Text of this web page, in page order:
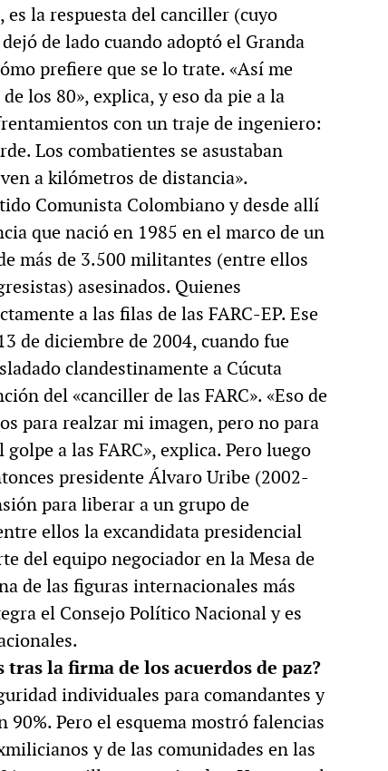
la respuesta del canciller (cuyo
de lado cuando adoptó el Granda
prefiere que se lo trate. «Así me
los 80», explica, y eso da pie a la
con un traje de ingeniero:
Los combatientes se asustaban
a kilómetros de distancia».
Comunista Colombiano y desde allí
que nació en 1985 en el marco de un
más de 3.500 militantes (entre ellos
asesinados. Quienes
a las filas de las FARC-EP. Ese
de diciembre de 2004, cuando fue
clandestinamente a Cúcuta
del «canciller de las FARC». «Eso de
para realzar mi imagen, pero no para
a las FARC», explica. Pero luego
presidente Álvaro Uribe (2002-
para liberar a un grupo de
ellos la excandidata presidencial
del equipo negociador en la Mesa de
de las figuras internacionales más
el Consejo Político Nacional y es
tras la firma de los acuerdos de paz?
individuales para comandantes y
Pero el esquema mostró falencias
y de las comunidades en las